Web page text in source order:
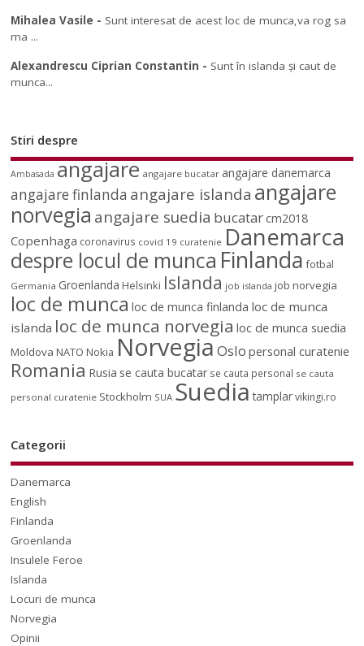
Mihalea Vasile - Sunt interesat de acest loc de munca,va rog sa
ma ...
Alexandrescu Ciprian Constantin - Sunt în islanda și caut de
munca...
Stiri despre
Ambasada angajare angajare bucatar angajare danemarca
angajare finlanda angajare islanda angajare
norvegia angajare suedia bucatarcm2018
Copenhaga coronavirus covid 19 curatenie Danemarca
despre locul de munca Finlanda fotbal
Germania Groenlanda Helsinki Islanda job islanda job norvegia
loc de munca loc de munca finlanda loc de munca
islanda loc de munca norvegia loc de munca suedia
Moldova NATO Nokia NorvegiaOslo personal curatenie
Romania Rusia se cauta bucatar se cauta personal se cauta
personal curatenie Stockholm SUA Suedia tamplar vikingi.ro
Categorii
Danemarca
English
Finlanda
Groenlanda
Insulele Feroe
Islanda
Locuri de munca
Norvegia
Opinii